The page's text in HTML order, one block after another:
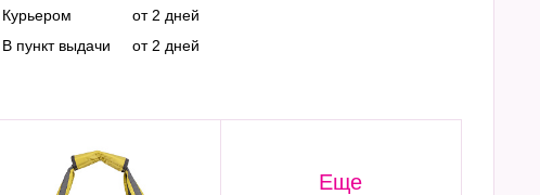
Курьером
В пункт выдачи
от 2 дней
от 2 дней
Еще